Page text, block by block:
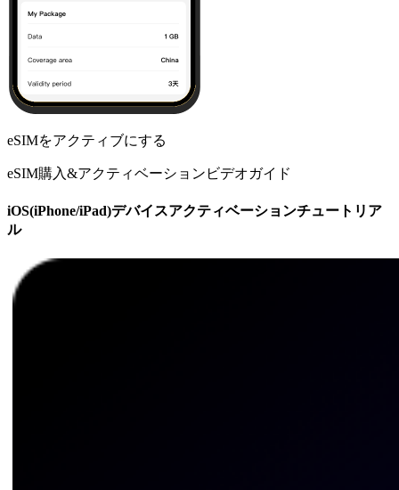
eSIMをアクティブにする
eSIM購入&アクティベーションビデオガイド
iOS(iPhone/iPad)デバイスアクティベーションチュートリア
ル